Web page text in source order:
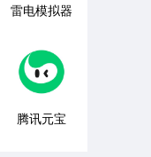
雷电模拟器
腾讯元宝